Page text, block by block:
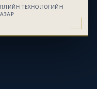
ТЕХНОЛОГИЙН